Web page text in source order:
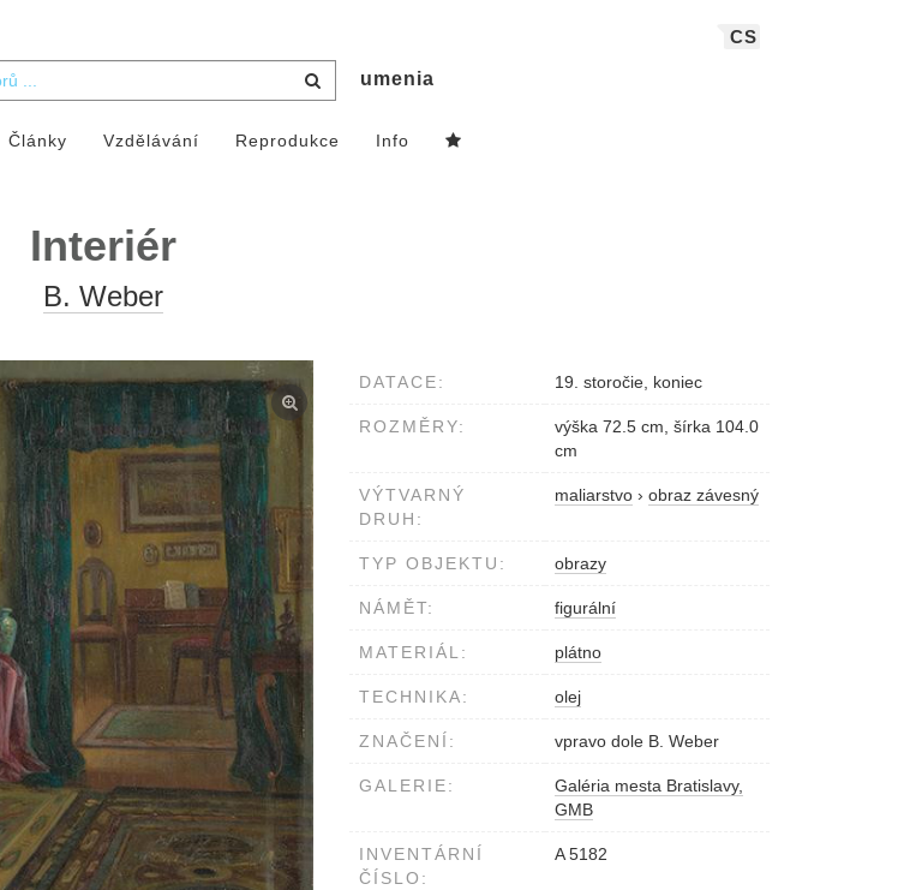
CS
umenia
Články Vzdělávání Reprodukce Info
Interiér
B. Weber
DATACE: 19. storočie, koniec
ROZMĚRY:
výška 72.5 cm, šírka 104.0
cm
VÝTVARNÝ
DRUH:
maliarstvo › obraz závesný
TYP OBJEKTU: obrazy
NÁMĚT: figurální
MATERIÁL: plátno
TECHNIKA: olej
ZNAČENÍ: vpravo dole B. Weber
GALERIE:
Galéria mesta Bratislavy,
GMB
INVENTÁRNÍ
ČÍSLO:
A 5182